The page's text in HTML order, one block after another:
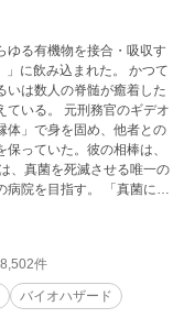
ゆる有機物を接合・吸収す
に飲み込まれた。 かつて
いは数人の脊髄が癒着した
ている。 元刑務官のギデオ
体」で身を固め、他者との
っていた。彼の相棒は、
、真菌を死滅させる唯一の
病院を目指す。 「真菌に触
秒」 極限の緊張感の中、
無機物の世界を進む彼の
じ始める。 鉄のはずの銃
に、声が響く。 そして、誰
アラートが鳴り響いた―
件
バイオハザード